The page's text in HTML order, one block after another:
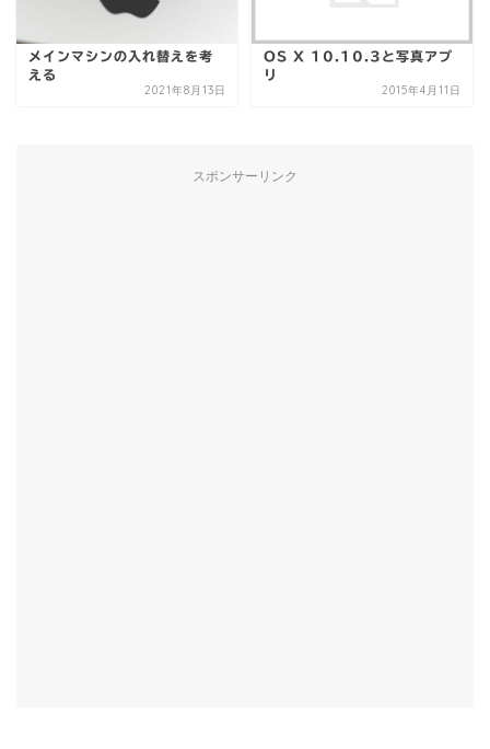
メインマシンの入れ替えを考
える
2021年8月13日
OS X 10.10.3と写真アプ
リ
2015年4月11日
スポンサーリンク